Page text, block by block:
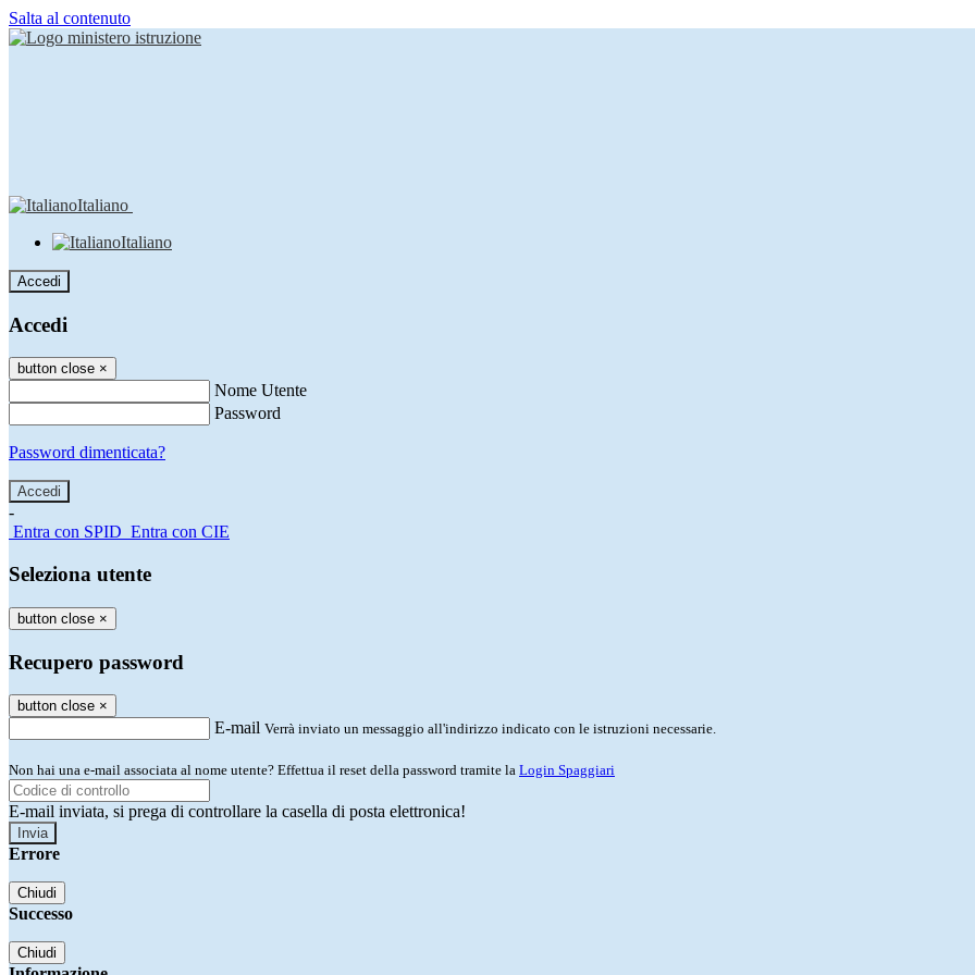
Salta al contenuto
Italiano
Italiano
Accedi
Accedi
button close ×
Nome Utente
Password
Password dimenticata?
-
Entra con SPID Entra con CIE
Seleziona utente
button close ×
Recupero password
button close ×
E-mail Verrà inviato un messaggio all'indirizzo indicato con le istruzioni necessarie.
Non hai una e-mail associata al nome utente? Effettua il reset della password tramite la Login Spaggiari
E-mail inviata, si prega di controllare la casella di posta elettronica!
Errore
Chiudi
Successo
Chiudi